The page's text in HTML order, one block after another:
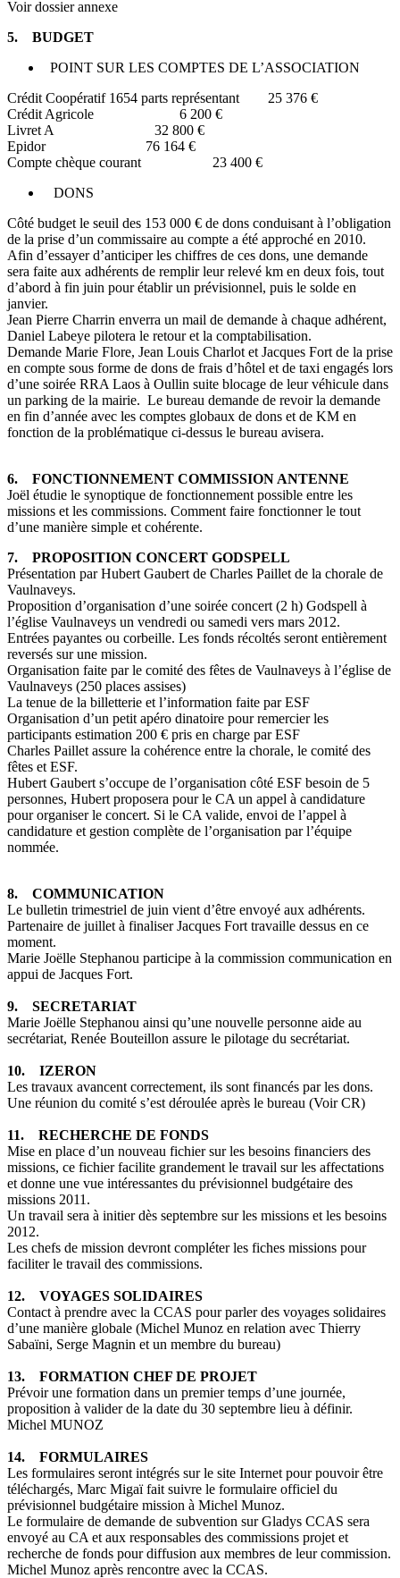
Voir dossier annexe
5. BUDGET
POINT SUR LES COMPTES DE L’ASSOCIATION
Crédit Coopératif 1654 parts représentant 25 376 €
Crédit Agricole 6 200 €
Livret A 32 800 €
Epidor 76 164 €
Compte chèque courant 23 400 €
DONS
Côté budget le seuil des 153 000 € de dons conduisant à l’obligation
de la prise d’un commissaire au compte a été approché en 2010.
Afin d’essayer d’anticiper les chiffres de ces dons, une demande
sera faite aux adhérents de remplir leur relevé km en deux fois, tout
d’abord à fin juin pour établir un prévisionnel, puis le solde en
janvier.
Jean Pierre Charrin enverra un mail de demande à chaque adhérent,
Daniel Labeye pilotera le retour et la comptabilisation.
Demande Marie Flore, Jean Louis Charlot et Jacques Fort de la prise
en compte sous forme de dons de frais d’hôtel et de taxi engagés lors
d’une soirée RRA Laos à Oullin suite blocage de leur véhicule dans
un parking de la mairie. Le bureau demande de revoir la demande
en fin d’année avec les comptes globaux de dons et de KM en
fonction de la problématique ci-dessus le bureau avisera.
6. FONCTIONNEMENT COMMISSION ANTENNE
Joël étudie le synoptique de fonctionnement possible entre les
missions et les commissions. Comment faire fonctionner le tout
d’une manière simple et cohérente.
7. PROPOSITION CONCERT GODSPELL
Présentation par Hubert Gaubert de Charles Paillet de la chorale de
Vaulnaveys.
Proposition d’organisation d’une soirée concert (2 h) Godspell à
l’église Vaulnaveys un vendredi ou samedi vers mars 2012.
Entrées payantes ou corbeille. Les fonds récoltés seront entièrement
reversés sur une mission.
Organisation faite par le comité des fêtes de Vaulnaveys à l’église de
Vaulnaveys (250 places assises)
La tenue de la billetterie et l’information faite par ESF
Organisation d’un petit apéro dinatoire pour remercier les
participants estimation 200 € pris en charge par ESF
Charles Paillet assure la cohérence entre la chorale, le comité des
fêtes et ESF.
Hubert Gaubert s’occupe de l’organisation côté ESF besoin de 5
personnes, Hubert proposera pour le CA un appel à candidature
pour organiser le concert. Si le CA valide, envoi de l’appel à
candidature et gestion complète de l’organisation par l’équipe
nommée.
8. COMMUNICATION
Le bulletin trimestriel de juin vient d’être envoyé aux adhérents.
Partenaire de juillet à finaliser Jacques Fort travaille dessus en ce
moment.
Marie Joëlle Stephanou participe à la commission communication en
appui de Jacques Fort.
9. SECRETARIAT
Marie Joëlle Stephanou ainsi qu’une nouvelle personne aide au
secrétariat, Renée Bouteillon assure le pilotage du secrétariat.
10. IZERON
Les travaux avancent correctement, ils sont financés par les dons.
Une réunion du comité s’est déroulée après le bureau (Voir CR)
11. RECHERCHE DE FONDS
Mise en place d’un nouveau fichier sur les besoins financiers des
missions, ce fichier facilite grandement le travail sur les affectations
et donne une vue intéressantes du prévisionnel budgétaire des
missions 2011.
Un travail sera à initier dès septembre sur les missions et les besoins
2012.
Les chefs de mission devront compléter les fiches missions pour
faciliter le travail des commissions.
12. VOYAGES SOLIDAIRES
Contact à prendre avec la CCAS pour parler des voyages solidaires
d’une manière globale (Michel Munoz en relation avec Thierry
Sabaïni, Serge Magnin et un membre du bureau)
13. FORMATION CHEF DE PROJET
Prévoir une formation dans un premier temps d’une journée,
proposition à valider de la date du 30 septembre lieu à définir.
Michel MUNOZ
14. FORMULAIRES
Les formulaires seront intégrés sur le site Internet pour pouvoir être
téléchargés, Marc Migaï fait suivre le formulaire officiel du
prévisionnel budgétaire mission à Michel Munoz.
Le formulaire de demande de subvention sur Gladys CCAS sera
envoyé au CA et aux responsables des commissions projet et
recherche de fonds pour diffusion aux membres de leur commission.
Michel Munoz après rencontre avec la CCAS.